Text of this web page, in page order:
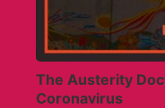
The Austerity
Coronavirus